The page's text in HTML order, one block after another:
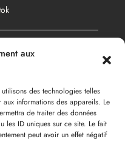
aux
des technologies telles
informations des appareils. Le
de traiter des données
les ID uniques sur ce site. Le fait
peut avoir un effet négatif